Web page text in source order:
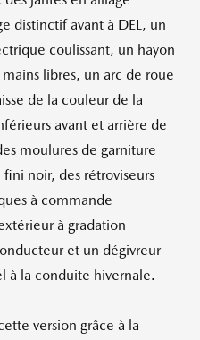
distinctif avant à DEL, un
coulissant, un hayon
libres, un arc de roue
de la couleur de la
avant et arrière de
moulures de garniture
noir, des rétroviseurs
à commande
à gradation
et un dégivreur
à la conduite hivernale.
version grâce à la